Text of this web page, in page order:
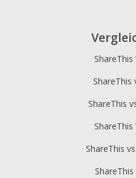
ShareThis
ShareThis
ShareThis
ShareThis
ShareThis